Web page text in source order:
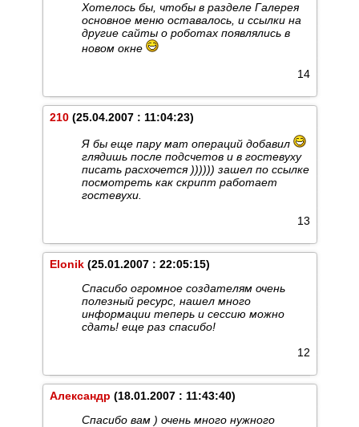
Хотелось бы, чтобы в разделе Галерея
основное меню оставалось, и ссылки на
другие сайты о роботах появлялись в
новом окне
14
210(25.04.2007 : 11:04:23)
Я бы еще пару мат операций добавил
глядишь после подсчетов и в гостевуху
писать расхочется )))))) зашел по ссылке
посмотреть как скрипт работает
гостевухи.
13
Elonik(25.01.2007 : 22:05:15)
Спасибо огромное создателям очень
полезный ресурс, нашел много
информации теперь и сессию можно
сдать! еще раз спасибо!
12
Александр (18.01.2007 : 11:43:40)
Спасибо вам ) очень много нужного